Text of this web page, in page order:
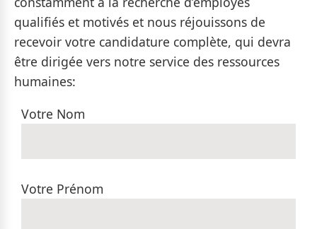
qualifiés et motivés et nous réjouissons de
recevoir votre candidature complète, qui devra
être dirigée vers notre service des ressources
humaines:
Votre Nom
Votre Prénom